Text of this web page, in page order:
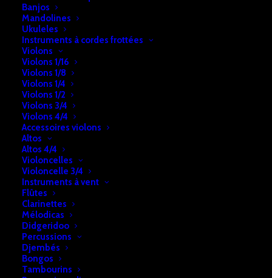
Banjos
Mandolines
Ukuleles
Instruments à cordes frottées
Violons
Violons 1/16
Violons 1/8
Violons 1/4
Violons 1/2
Violons 3/4
Violons 4/4
Accessoires violons
Altos
Altos 4/4
Violoncelles
Violoncelle 3/4
Instruments à vent
Flûtes
Clarinettes
Mélodicas
Didgeridoo
Percussions
Djembés
Bongos
Tambourins
Housse guitare classique GB10C2
€16,50
En stock
quantité
de
Housse
guitare
classique
GB10C2
UGS:
b2a74e28f7cf118
Catégories: Accessoires
DESCRIPTION
INFOS